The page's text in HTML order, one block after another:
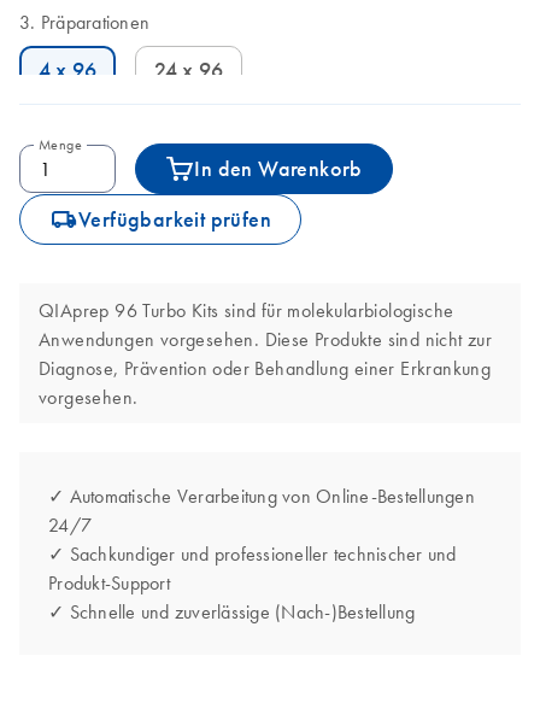
Präparationen
4 x 96 24 x 96
Menge
In den Warenkorb
icon_0062_deliver-s Verfügbarkeit prüfen
QIAprep 96 Turbo Kits sind für molekularbiologische
Anwendungen vorgesehen. Diese Produkte sind nicht zur
Diagnose, Prävention oder Behandlung einer Erkrankung
vorgesehen.
✓ Automatische Verarbeitung von Online-Bestellungen
24/7
✓ Sachkundiger und professioneller technischer und
Produkt-Support
✓ Schnelle und zuverlässige (Nach-)Bestellung